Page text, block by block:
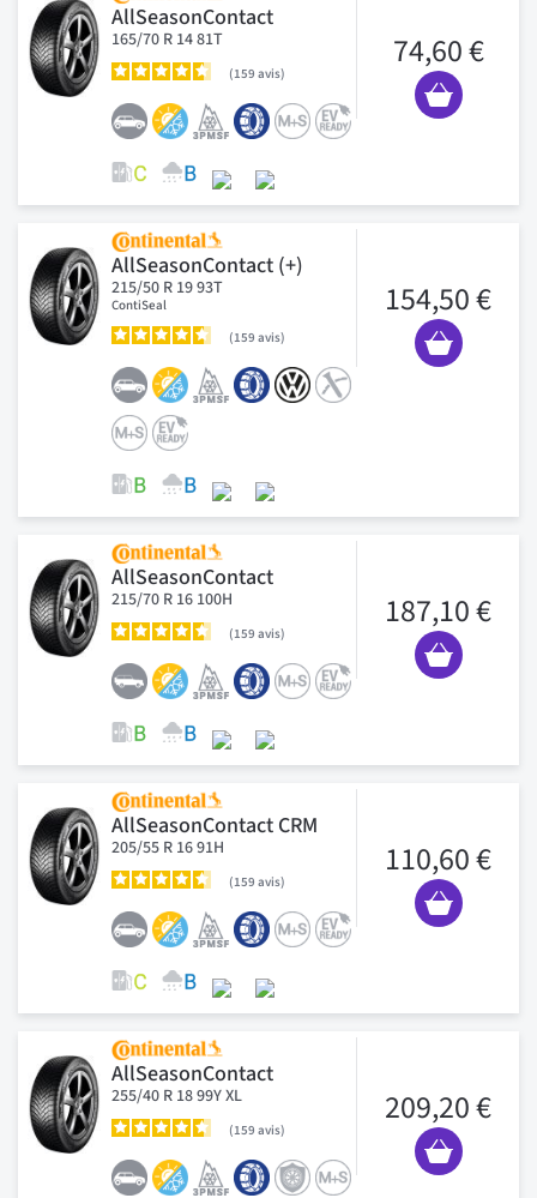
AllSeasonContact
165/70 R 14 81T
159 avis
74,60 €
AllSeasonContact (+)
215/50 R 19 93T
ContiSeal
159 avis
154,50 €
AllSeasonContact
215/70 R 16 100H
159 avis
187,10 €
AllSeasonContact CRM
205/55 R 16 91H
159 avis
110,60 €
AllSeasonContact
255/40 R 18 99Y XL
159 avis
209,20 €